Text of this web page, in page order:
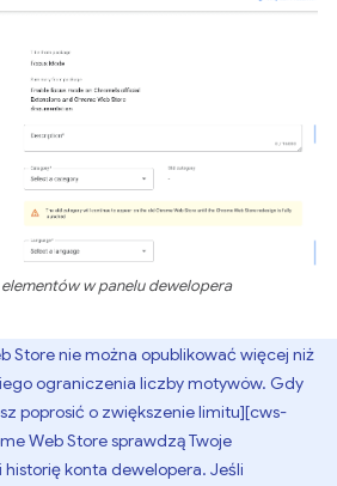
w panelu dewelopera
Store nie można opublikować więcej niż
ograniczenia liczby motywów. Gdy
poprosić o zwiększenie limitu][cws-
Web Store sprawdzą Twoje
konta dewelopera. Jeśli